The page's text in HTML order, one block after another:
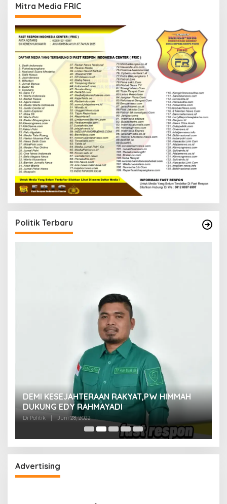
Mitra Media FRIC
Politik Terbaru
DEMI KESEJAHTERAAN RAKYAT,PW HIMMAH
DUKUNG EDY RAHMAYADI
Di Politik | Juni 28, 2022
Advertising